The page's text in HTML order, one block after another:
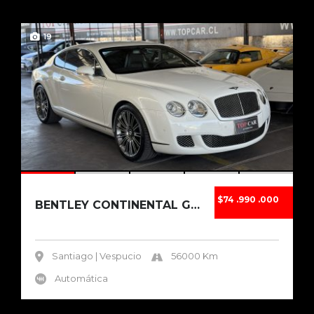
19
$74 .990 .000
BENTLEY CONTINENTAL GT SPEED 2012
Santiago | Vespucio
56000 Km
Automática